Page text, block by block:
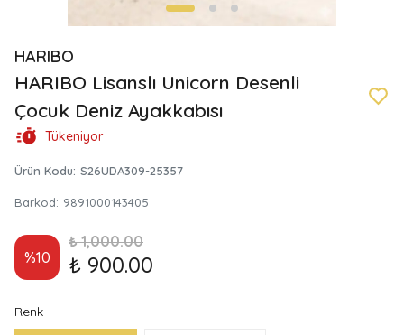
HARIBO
HARIBO Lisanslı Unicorn Desenli
Çocuk Deniz Ayakkabısı
Tükeniyor
Ürün Kodu: S26UDA309-25357
Barkod: 9891000143405
%10
₺ 1,000.00
₺ 900.00
Renk